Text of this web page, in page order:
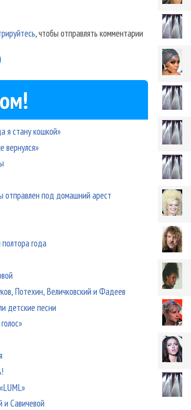
, чтобы отправлять комментарии
я стану кошкой»
вернулся»
под домашний арест
года
Потехин, Величковский и Фадеев
детские песни
и Савичевой